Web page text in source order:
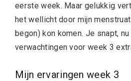
eerste week. Maar gelukkig
het wellicht door mijn
begon) kon komen. Je snapt,
verwachtingen voor week 3
Mijn ervaringen week 3